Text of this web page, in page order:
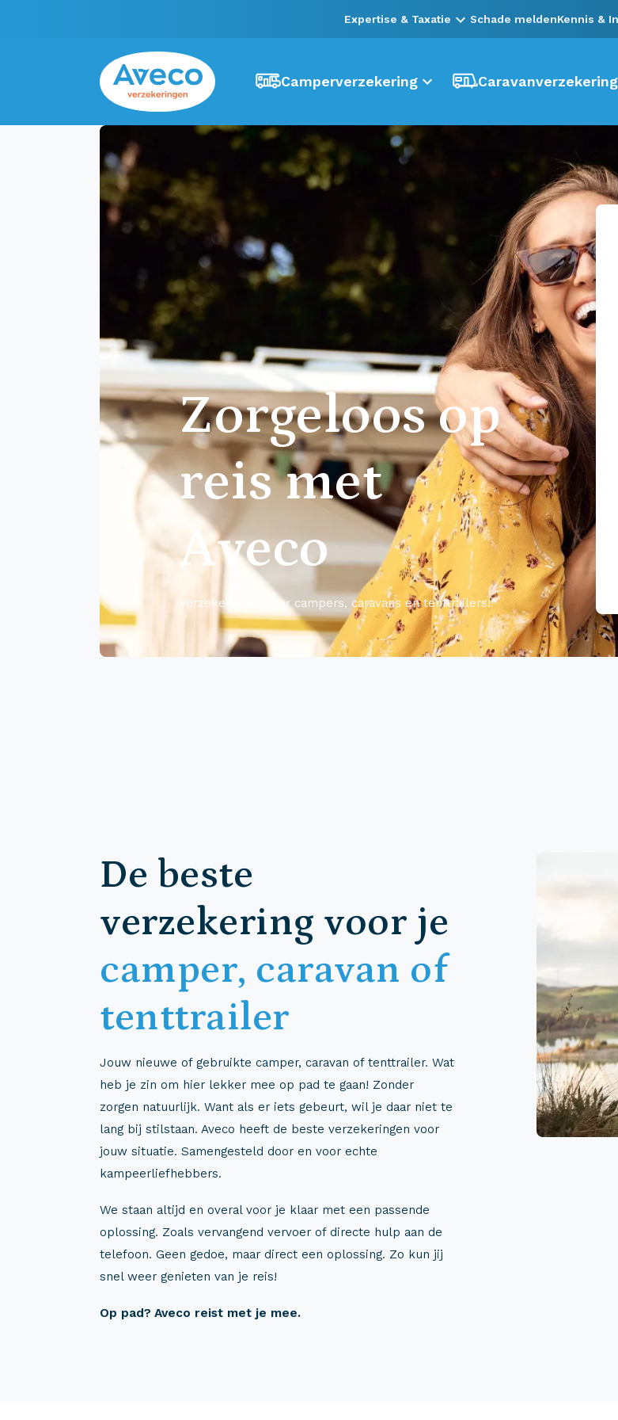
Expertise & Taxatie Schade meldenKennis &
Camperverzekering Caravanverzekering
Zorgeloos op
reis met
Aveco
Verzekeringen voor campers, caravans en tenttrailers!
De beste
verzekering voor je
camper, caravan of
tenttrailer
Jouw nieuwe of gebruikte camper, caravan of tenttrailer. Wat
heb je zin om hier lekker mee op pad te gaan! Zonder
zorgen natuurlijk. Want als er iets gebeurt, wil je daar niet te
lang bij stilstaan. Aveco heeft de beste verzekeringen voor
jouw situatie. Samengesteld door en voor echte
kampeerliefhebbers.
We staan altijd en overal voor je klaar met een passende
oplossing. Zoals vervangend vervoer of directe hulp aan de
telefoon. Geen gedoe, maar direct een oplossing. Zo kun jij
snel weer genieten van je reis!
Op pad? Aveco reist met je mee.